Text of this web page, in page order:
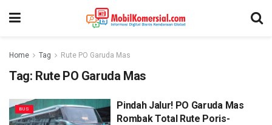
Home Tag Rute PO Garuda Mas
Tag: Rute PO Garuda Mas
BUS
Pindah Jalur! PO Garuda Mas
Rombak Total Rute Poris-